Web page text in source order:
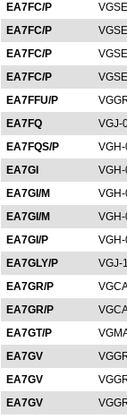
EA7FC/P
EA7FC/P
EA7FC/P
EA7FC/P
EA7FFU/P
EA7FQ
VGJ-
EA7FQS/P
EA7GI
EA7GI/M
EA7GI/M
EA7GI/P
EA7GLY/P
VGJ-
EA7GR/P
EA7GR/P
EA7GT/P
EA7GV
EA7GV
EA7GV